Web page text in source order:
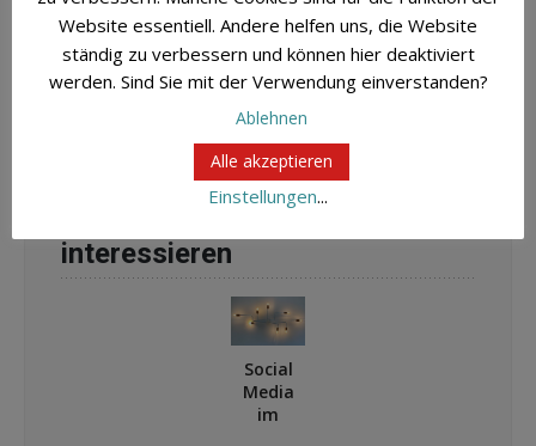
Share this Entry
FACEBOOK TWITTER EMAIL
Das könnte Dich auch
interessieren
Social
Media
im
Website essentiell. Andere helfen uns, die Website
ständig zu verbessern und können hier deaktiviert
werden. Sind Sie mit der Verwendung einverstanden?
Ablehnen
Alle akzeptieren
Einstellungen...